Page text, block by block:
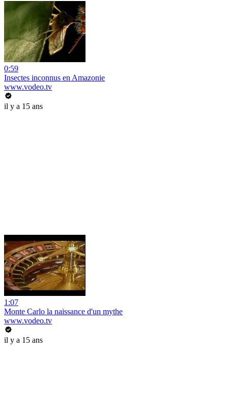
0:59
Insectes inconnus en Amazonie
www.vodeo.tv
il y a 15 ans
1:07
Monte Carlo la naissance d'un mythe
www.vodeo.tv
il y a 15 ans